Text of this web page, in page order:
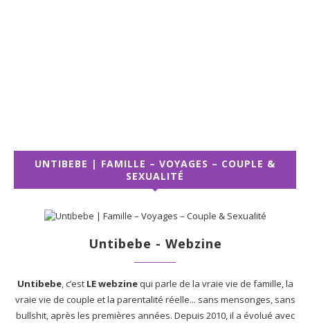
UNTIBEBE | FAMILLE – VOYAGES – COUPLE &
SEXUALITÉ
Untibebe - Webzine
Untibebe, c’est LE webzinequi parle de la vraie vie de famille, la
vraie vie de couple et la parentalité réelle... sans mensonges, sans
bullshit, après les premières années. Depuis 2010, il a évolué avec